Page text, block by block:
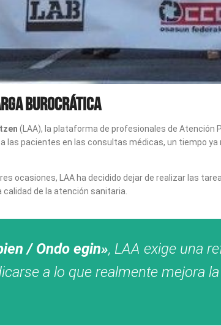
burocrática
(LAA), la plataforma de profesionales de Atención
pacientes en las consultas médicas, un tiempo
ocasiones, LAA ha decidido dejar de realizar las
de la atención sanitaria.
/ Ondo egin», LAA exige una
a lo que realmente mejora